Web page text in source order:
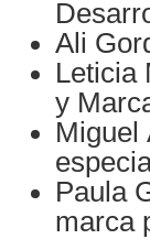
Ali
Leticia
y
Miguel
Paula
marca